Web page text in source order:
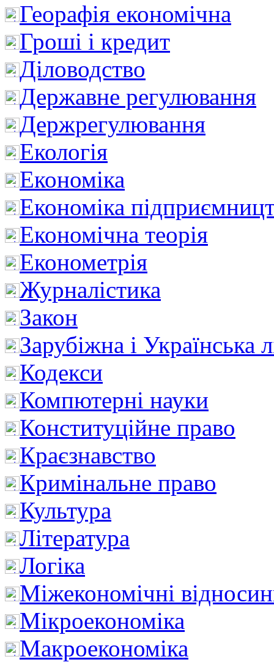
Георафія економічна
Гроші і кредит
Діловодство
Державне регулювання
Держрегулювання
Екологія
Економіка
Економіка
Економічна теорія
Економетрія
Журналістика
Закон
Зарубіжна і Українська
Кодекси
Компютерні науки
Конституційне право
Краєзнавство
Кримінальне право
Культура
Література
Логіка
Міжекономічні
Мікроекономіка
Макроекономіка